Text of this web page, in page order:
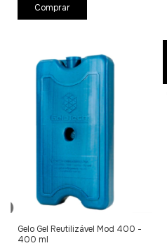
Gelo Gel Reutilizável Mod 400 -
400 ml